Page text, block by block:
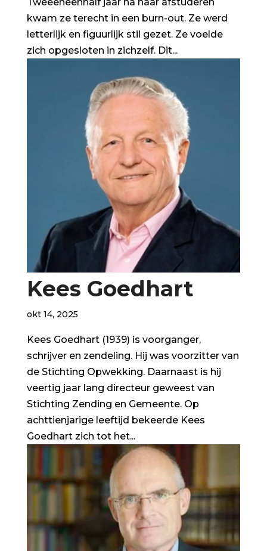
kwam ze terecht in een burn-out. Ze werd
letterlijk en figuurlijk stil gezet. Ze voelde
zich opgesloten in zichzelf. Dit...
Kees Goedhart
okt 14, 2025
Kees Goedhart (1939) is voorganger,
schrijver en zendeling. Hij was voorzitter van
de Stichting Opwekking. Daarnaast is hij
veertig jaar lang directeur geweest van
Stichting Zending en Gemeente. Op
achttienjarige leeftijd bekeerde Kees
Goedhart zich tot het...